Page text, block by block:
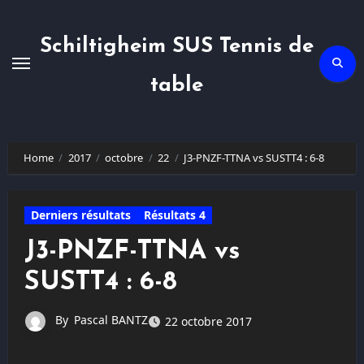
Schiltigheim SUS Tennis de
table
Home 2017 octobre 22 J3-PNZF-TTNA vs SUSTT4 : 6-8
Derniers résultats Résultats 4
J3-PNZF-TTNA vs
SUSTT4 : 6-8
By Pascal BANTZ 22 octobre 2017